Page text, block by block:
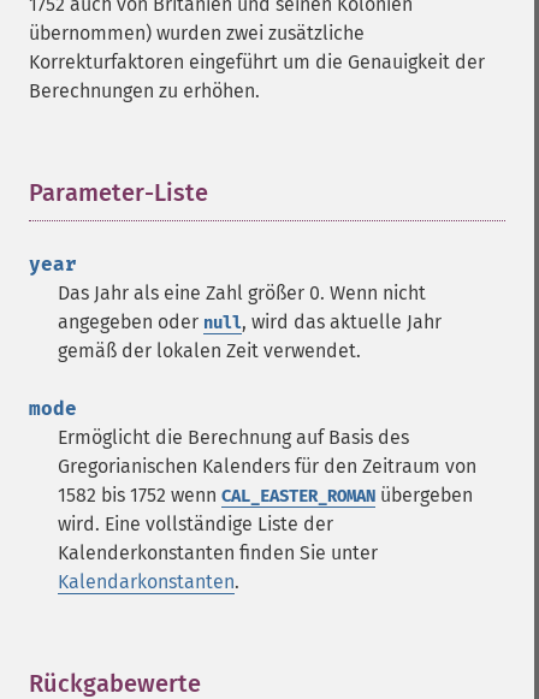
übernommen) wurden zwei zusätzliche
Korrekturfaktoren eingeführt um die Genauigkeit der
Berechnungen zu erhöhen.
Parameter-Liste
year
Das Jahr als eine Zahl größer 0. Wenn nicht
angegeben oder null, wird das aktuelle Jahr
gemäß der lokalen Zeit verwendet.
mode
Ermöglicht die Berechnung auf Basis des
Gregorianischen Kalenders für den Zeitraum von
1582 bis 1752 wenn CAL_EASTER_ROMAN übergeben
wird. Eine vollständige Liste der
Kalenderkonstanten finden Sie unter
Kalendarkonstanten.
Rückgabewerte